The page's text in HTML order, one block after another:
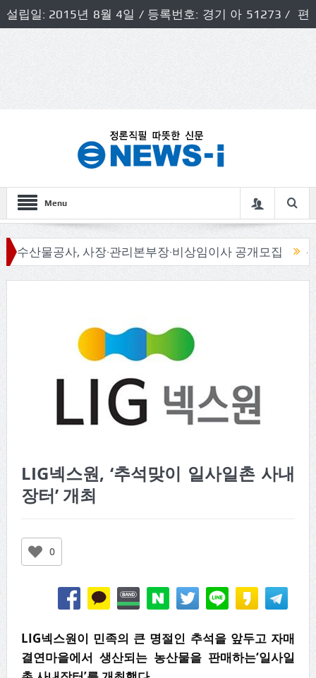
설립일: 2015년 8월 4일 / 등록번호: 경기 아 51273 / 편
집인 및 발행인: 허득천 / 개인정보책임자 및 청소년보호호
책임자: 최상규
Menu
공사, 사장·관리본부장·비상임이사 공개모집 신동화
LIG넥스원, ‘추석맞이 일사일촌 사내
장터’ 개최
0
LIG넥스원이 민족의 큰 명절인 추석을 앞두고 자매
결연마을에서 생산되는 농산물을 판매하는‘일사일